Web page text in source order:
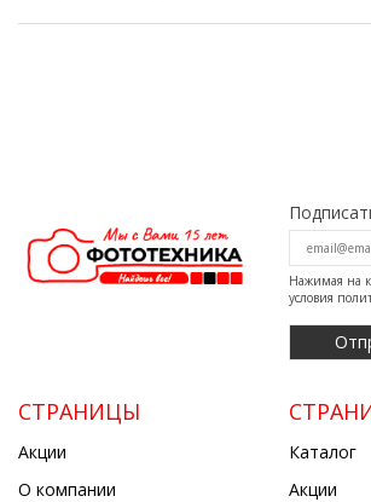
Нажимая на
условия
СТРАНИЦЫ
Акции
О компании
Каталог
Акции